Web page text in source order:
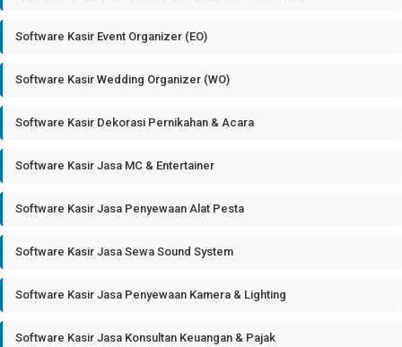
Software Kasir Event Organizer (EO)
Software Kasir Wedding Organizer (WO)
Software Kasir Dekorasi Pernikahan & Acara
Software Kasir Jasa MC & Entertainer
Software Kasir Jasa Penyewaan Alat Pesta
Software Kasir Jasa Sewa Sound System
Software Kasir Jasa Penyewaan Kamera & Lighting
Software Kasir Jasa Konsultan Keuangan & Pajak